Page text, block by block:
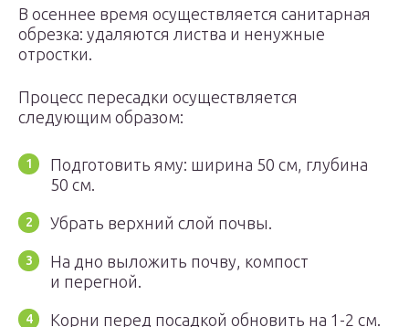
В осеннее время осуществляется санитарная
обрезка: удаляются листва и ненужные
отростки.
Процесс пересадки осуществляется
следующим образом:
Подготовить яму: ширина 50 см, глубина
50 см.
Убрать верхний слой почвы.
На дно выложить почву, компост
и перегной.
Корни перед посадкой обновить на 1-2 см.